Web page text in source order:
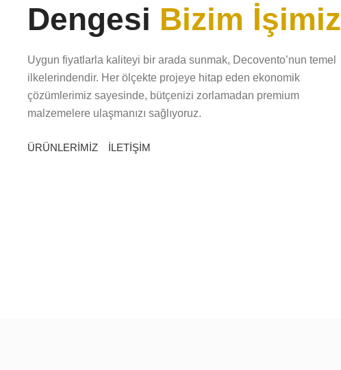
Dengesi Bizim İşimiz
Uygun fiyatlarla kaliteyi bir arada sunmak, Decovento’nun temel
ilkelerindendir. Her ölçekte projeye hitap eden ekonomik
çözümlerimiz sayesinde, bütçenizi zorlamadan premium
malzemelere ulaşmanızı sağlıyoruz.
ÜRÜNLERİMİZ İLETİŞİM